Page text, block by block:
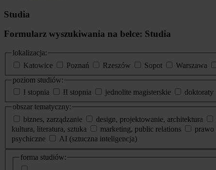
Studia
Formularz wyszukiwania na belce: Studia
lokalizacja:
Katowice
Poznań Rzeszów Sopot Warszawa
poziom studiów:
I stopnia
II stopnia jednolite magisterskie doktoraty
obszar tematyczny:
biznes, zarządzanie
design, projektowanie, architektura
kultura, literatura, sztuka
marketing, public relations prawo
psychiczne
AI (sztuczna inteligencja)
dodatkowe
informacje
forma studiów: